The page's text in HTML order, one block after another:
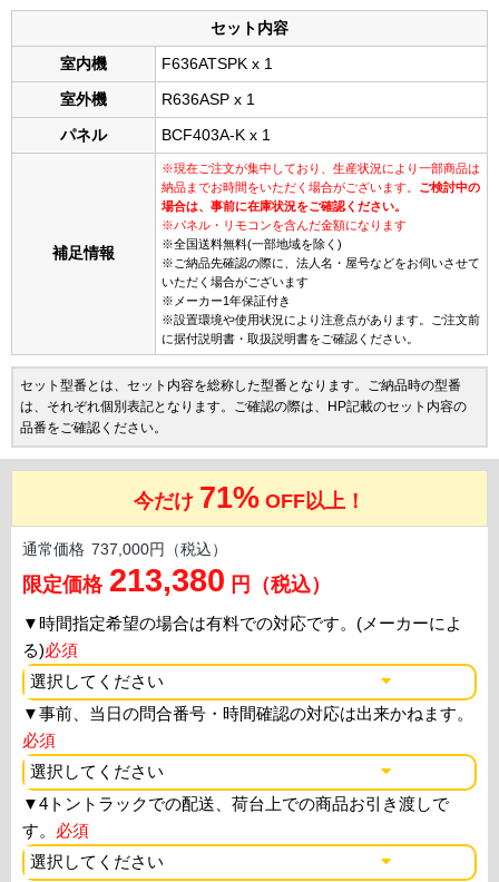
セット内容
室内機 F636ATSPK x 1
室外機 R636ASP x 1
パネル BCF403A-K x 1
補足情報
※現在ご注文が集中しており、生産状況により一部商品は
納品までお時間をいただく場合がございます。 ご検討中の
場合は、事前に在庫状況をご確認ください。
※パネル・リモコンを含んだ金額になります
※全国送料無料(一部地域を除く)
※ご納品先確認の際に、法人名・屋号などをお伺いさせて
いただく場合がございます
※メーカー1年保証付き
※設置環境や使用状況により注意点があります。ご注文前
に据付説明書・取扱説明書をご確認ください。
セット型番とは、セット内容を総称した型番となります。ご納品時の型番
は、それぞれ個別表記となります。ご確認の際は、HP記載のセット内容の
品番をご確認ください。
今だけ 71% OFF以上！
通常価格 737,000円（税込）
限定価格 213,380 円（税込）
▼時間指定希望の場合は有料での対応です。(メーカーによ
る)必須
▼事前、当日の問合番号・時間確認の対応は出来かねます。
必須
▼4トントラックでの配送、荷台上での商品お引き渡しで
す。 必須